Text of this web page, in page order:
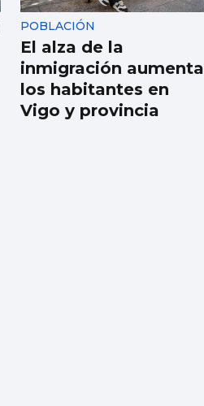
POBLACIÓN
El alza de la
inmigración aumenta
los habitantes en
Vigo y provincia